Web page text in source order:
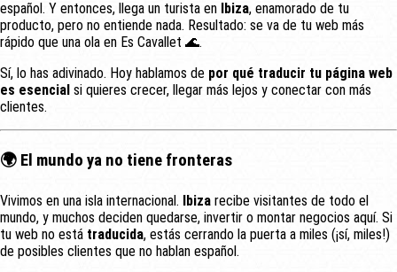
español. Y entonces, llega un turista en Ibiza, enamorado de tu
producto, pero no entiende nada. Resultado: se va de tu web más
rápido que una ola en Es Cavallet 🌊.
Sí, lo has adivinado. Hoy hablamos de por qué traducir tu página web
es esencial si quieres crecer, llegar más lejos y conectar con más
clientes.
🌍 El mundo ya no tiene fronteras
Vivimos en una isla internacional. Ibiza recibe visitantes de todo el
mundo, y muchos deciden quedarse, invertir o montar negocios aquí. Si
tu web no está traducida, estás cerrando la puerta a miles (¡sí, miles!)
de posibles clientes que no hablan español.